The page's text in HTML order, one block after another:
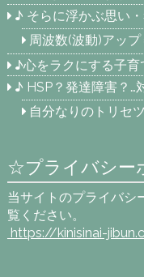
♪ そらに浮かぶ思い・
周波数(波動)アッ
♪心をラクにする子育
♪ HSP？発達障害？…
自分なりのトリセ
☆プライバシー
当サイトのプライバシ
覧ください。
https://kinisinai-